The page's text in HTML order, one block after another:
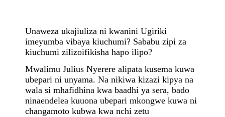
Unaweza ukajiuliza ni kwanini Ugiriki
imeyumba vibaya kiuchumi? Sababu zipi za
kiuchumi zilizoifikisha hapo ilipo?
Mwalimu Julius Nyerere alipata kusema kuwa
ubepari ni unyama. Na nikiwa kizazi kipya na
wala si mhafidhina kwa baadhi ya sera, bado
ninaendelea kuuona ubepari mkongwe kuwa ni
changamoto kubwa kwa nchi zetu